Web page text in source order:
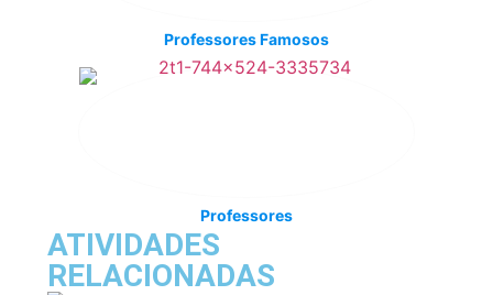
Professores Famosos
Professores
ATIVIDADES
RELACIONADAS